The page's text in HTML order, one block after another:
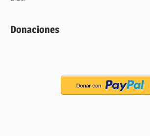
Donaciones